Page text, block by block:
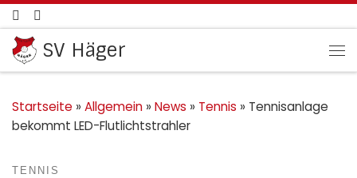
Zum Inhalt springen
SV Häger
Startseite » Allgemein » News » Tennis » Tennisanlage
bekommt LED-Flutlichtstrahler
TENNIS